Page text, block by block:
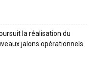
la réalisation du
jalons opérationnels